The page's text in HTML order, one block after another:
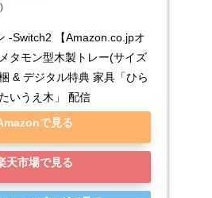
-Switch2 【Amazon.co.jpオ
タモン型木製トレー(サイズ
& デジタル特典 家具「ひら
いうえ木」 配信
で見る
天市場で見る